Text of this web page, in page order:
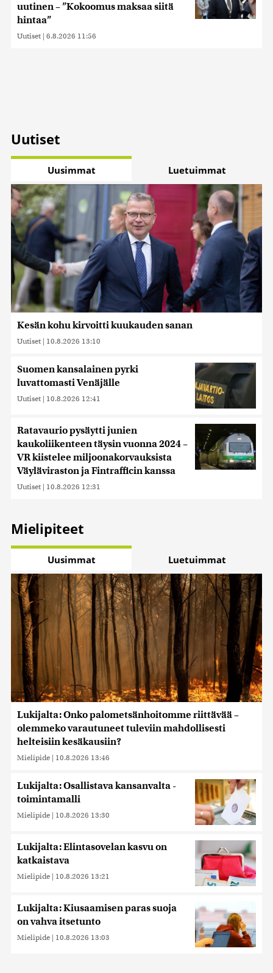
uutinen – ”Kokoomus maksaa siitä
hintaa”
Uutiset | 6.8.2026 11:56
Uutiset
Uusimmat Luetuimmat
Kesän kohu kirvoitti kuukauden sanan
Uutiset | 10.8.2026 13:10
Suomen kansalainen pyrki
luvattomasti Venäjälle
Uutiset | 10.8.2026 12:41
Ratavaurio pysäytti junien
kaukoliikenteen täysin vuonna 2024 –
VR kiistelee miljoonakorvauksista
Väyläviraston ja Fintrafficin kanssa
Uutiset | 10.8.2026 12:31
Mielipiteet
Uusimmat Luetuimmat
Lukijalta: Onko palometsänhoitomme riittävää –
olemmeko varautuneet tuleviin mahdollisesti
helteisiin kesäkausiin?
Mielipide | 10.8.2026 13:46
Lukijalta: Osallistava kansanvalta -
toimintamalli
Mielipide | 10.8.2026 13:30
Lukijalta: Elintasovelan kasvu on
katkaistava
Mielipide | 10.8.2026 13:21
Lukijalta: Kiusaamisen paras suoja
on vahva itsetunto
Mielipide | 10.8.2026 13:03